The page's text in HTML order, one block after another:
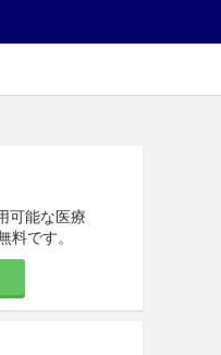
可能な医療
料です。